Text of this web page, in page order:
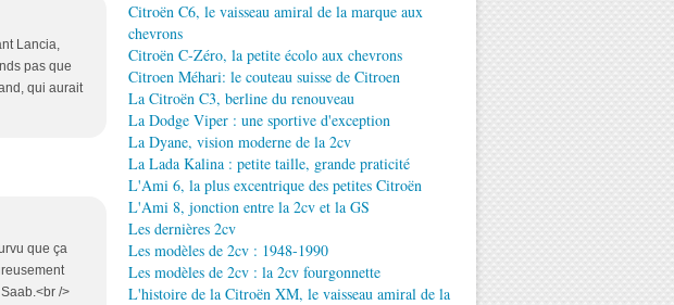
Lancia,
pas que
qui aurait
que ça
/>
Citroën C6, le vaisseau amiral de la marque aux
chevrons
Citroën C-Zéro, la petite écolo aux chevrons
Citroen Méhari: le couteau suisse de Citroen
La Citroën C3, berline du renouveau
La Dodge Viper : une sportive d'exception
La Dyane, vision moderne de la 2cv
La Lada Kalina : petite taille, grande praticité
L'Ami 6, la plus excentrique des petites Citroën
L'Ami 8, jonction entre la 2cv et la GS
Les dernières 2cv
Les modèles de 2cv : 1948-1990
Les modèles de 2cv : la 2cv fourgonnette
L'histoire de la Citroën XM, le vaisseau amiral de la